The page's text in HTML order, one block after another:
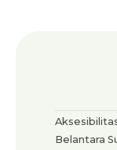
Belantara